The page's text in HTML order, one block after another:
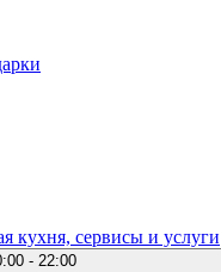
кухня, сервисы и услуги
- 22:00